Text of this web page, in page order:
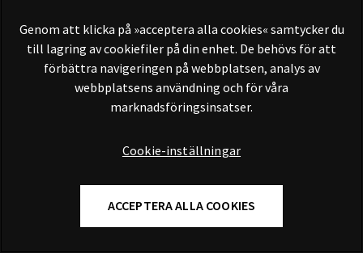
Finansliv ägs av Finansliv Sverige AB, 556784-8741.
Genom att klicka på »acceptera alla cookies« samtycker du
till lagring av cookiefiler på din enhet. De behövs för att
förbättra navigeringen på webbplatsen, analys av
webbplatsens användning och för våra
marknadsföringsinsatser.
Cookie-inställningar
ACCEPTERA ALLA COOKIES